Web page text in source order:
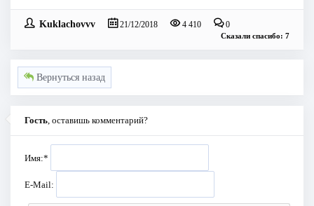
Kuklachovvv 21/12/2018 4 410 0
Сказали спасибо: 7
Вернуться назад
Гость, оставишь комментарий?
Имя:*
E-Mail: